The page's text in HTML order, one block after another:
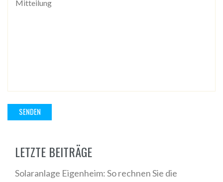
LETZTE BEITRÄGE
Solaranlage Eigenheim: So rechnen Sie die